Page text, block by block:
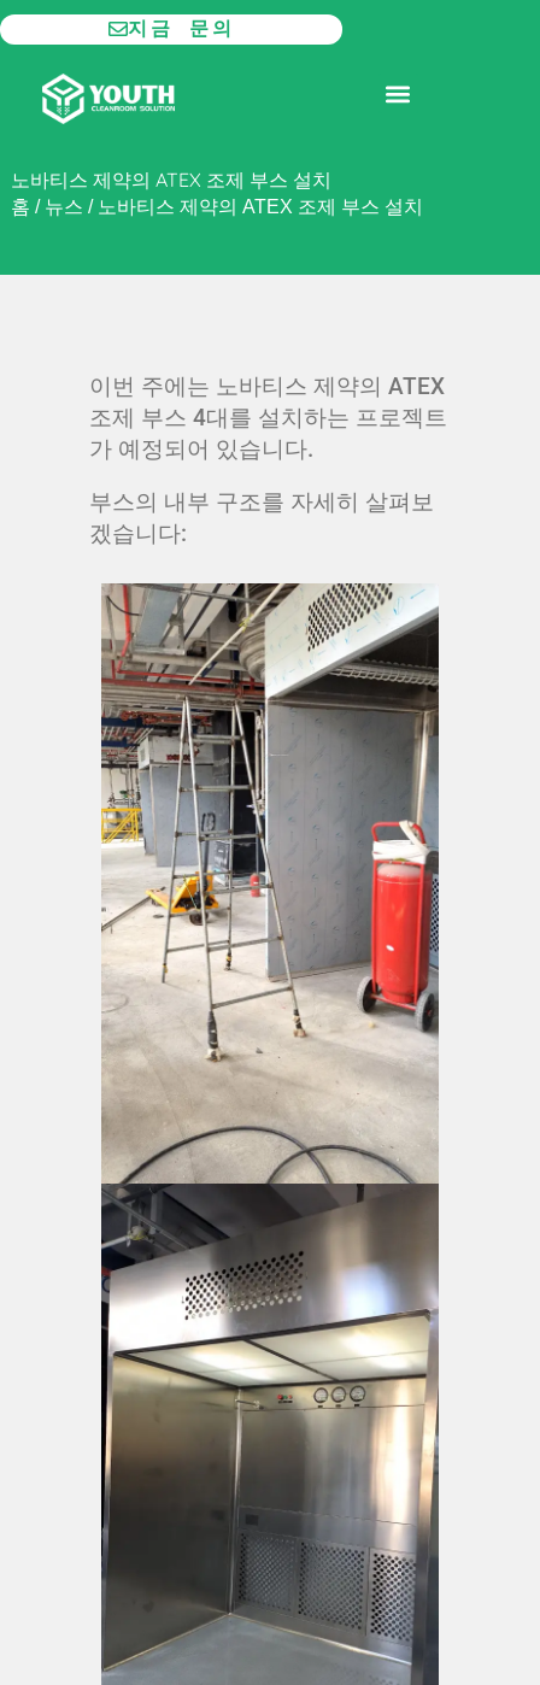
콘
텐
뛰
기
지금 문의
노바티스 제약의 ATEX 조제 부스 설치
홈 / 뉴스 / 노바티스 제약의 ATEX 조제 부스 설치
이번 주에는 노바티스 제약의 ATEX
조제 부스 4대를 설치하는 프로젝트
가 예정되어 있습니다.
부스의 내부 구조를 자세히 살펴보
겠습니다: